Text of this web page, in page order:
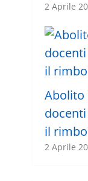
2 Aprile
Abolito
il
2 Aprile